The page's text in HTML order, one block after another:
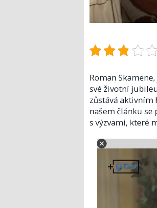
Roman
své životní
zůstává aktivním
našem článku se
s výzvami, které